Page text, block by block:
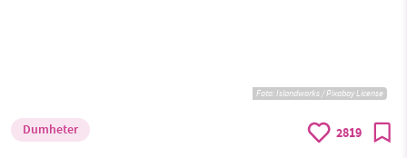
Foto:Islandworks / Pixabay License
Dumheter 2819